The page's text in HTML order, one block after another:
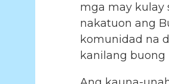
mga may kulay
nakatuon ang
komunidad na
kanilang